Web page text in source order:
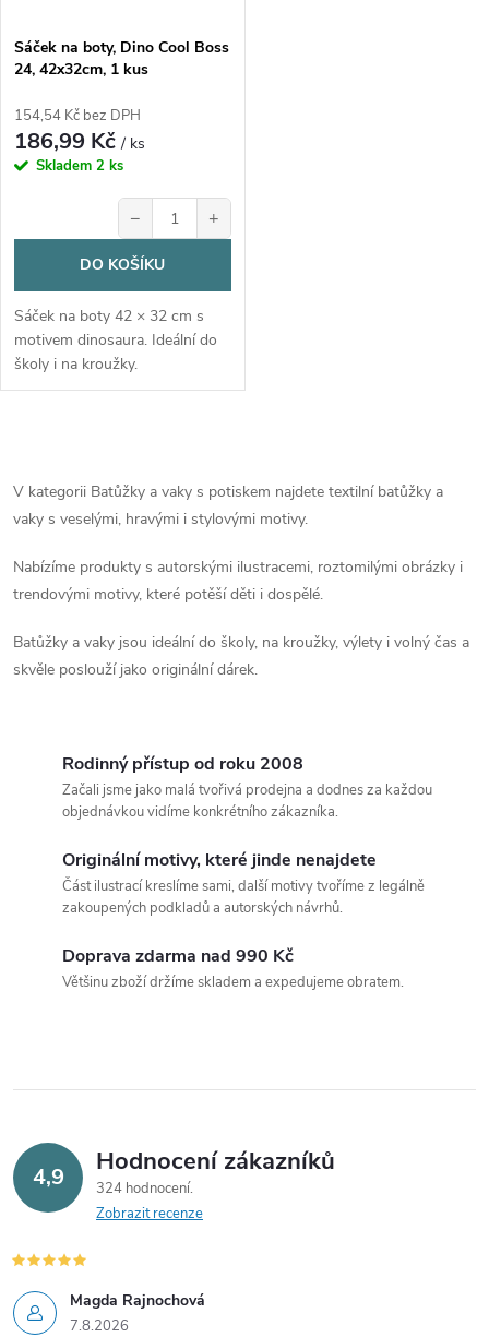
Sáček na boty, Dino Cool Boss
24, 42x32cm, 1 kus
154,54 Kč bez DPH
186,99 Kč/ ks
Skladem 2 ks
− +
DO KOŠÍKU
Sáček na boty 42 × 32 cm s
motivem dinosaura. Ideální do
školy i na kroužky.
v
á
d
a
i
s
V kategorii Batůžky a vaky s potiskem najdete textilní batůžky a
vaky s veselými, hravými i stylovými motivy.
Nabízíme produkty s autorskými ilustracemi, roztomilými obrázky i
trendovými motivy, které potěší děti i dospělé.
Batůžky a vaky jsou ideální do školy, na kroužky, výlety i volný čas a
skvěle poslouží jako originální dárek.
Rodinný přístup od roku 2008
Začali jsme jako malá tvořivá prodejna a dodnes za každou
objednávkou vidíme konkrétního zákazníka.
Originální motivy, které jinde nenajdete
Část ilustrací kreslíme sami, další motivy tvoříme z legálně
zakoupených podkladů a autorských návrhů.
Doprava zdarma nad 990 Kč
Většinu zboží držíme skladem a expedujeme obratem.
4,9 Hodnocení zákazníků
324 hodnocení
Zobrazit recenze
Magda Rajnochová
7.8.2026